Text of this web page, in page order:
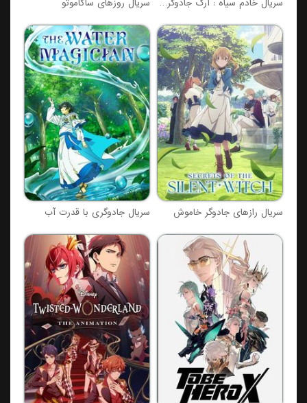
سریال خادم سیاه : آرک جادوگر زمردی سریال روزهای ساکاموتو
سریال رازهای جادوگر خاموش سریال جادوگری با قدرت آب